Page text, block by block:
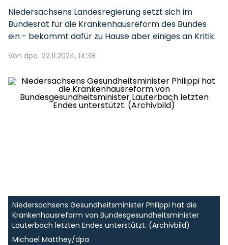
Niedersachsens Landesregierung setzt sich im
Bundesrat für die Krankenhausreform des Bundes
ein - bekommt dafür zu Hause aber einiges an Kritik.
Von dpa 22.11.2024, 14:38
Niedersachsens Gesundheitsminister Philippi hat die
Krankenhausreform von Bundesgesundheitsminister
Lauterbach letzten Endes unterstützt. (Archivbild)
Michael Matthey/dpa